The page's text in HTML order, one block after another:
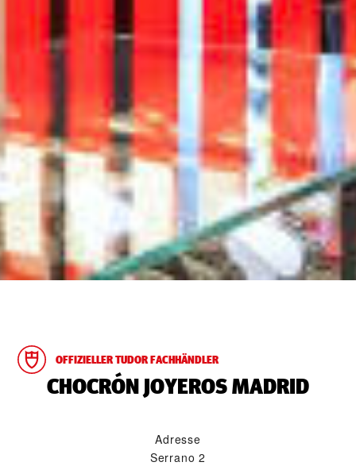
OFFIZIELLER TUDOR FACHHÄNDLER
‭CHOCRÓN JOYEROS MADRID‬
Adresse
Serrano 2